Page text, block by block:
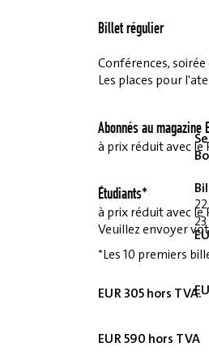
Billet régulier
Conférences,
Les places pour
Abonnés au magazine
à prix réduit avec le
Étudiants*
à prix réduit avec le
Veuillez envoyer
*Les 10 premiers
EUR 305 hors TVA.
EUR 590 hors TVA